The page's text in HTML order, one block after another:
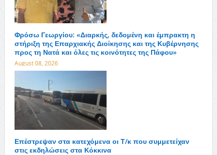
Φρόσω Γεωργίου: «Διαρκής, δεδομένη και έμπρακτη η
στήριξη της Επαρχιακής Διοίκησης και της Κυβέρνησης
προς τη Νατά και όλες τις κοινότητες της Πάφου»
August 08, 2026
Επέστρεψαν στα κατεχόμενα οι Τ/κ που συμμετείχαν
στις εκδηλώσεις στα Κόκκινα